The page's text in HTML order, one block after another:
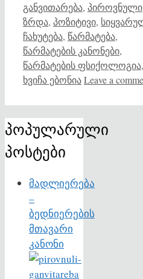
განვითარება, პიროვნული
ზრდა, პოზიტივი,
ჩახუტება, წარმატება,
წარმატების კანონები,
წარმატების ფსიქოლოგია,
ხვიჩა ებონიაLeave a
პოპულარული
პოსტები
მადლიერება
–
ბედნიერების
მთავარი
კანონი